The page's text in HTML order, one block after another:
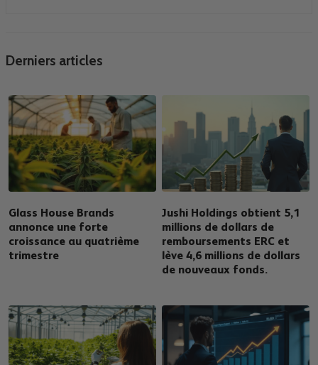
Derniers articles
Glass House Brands
annonce une forte
croissance au quatrième
trimestre
Jushi Holdings obtient 5,1
millions de dollars de
remboursements ERC et
lève 4,6 millions de dollars
de nouveaux fonds.